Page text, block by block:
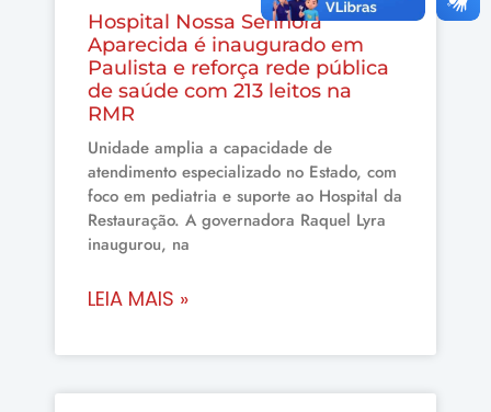
Hospital Nossa Senhora
Aparecida é inaugurado em
Paulista e reforça rede pública
de saúde com 213 leitos na
RMR
Unidade amplia a capacidade de
atendimento especializado no Estado, com
foco em pediatria e suporte ao Hospital da
Restauração. A governadora Raquel Lyra
inaugurou, na
LEIA MAIS »